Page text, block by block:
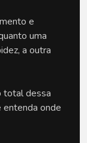
e
uma
a outra
total dessa
entenda onde